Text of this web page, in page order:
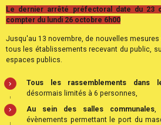
Le dernier arrêté préfectoral date du 23
compter du lundi 26 octobre 6h00
Jusqu'au 13 novembre, de nouvelles
tous les établissements recevant du public,
espaces publics.
Tous les rassemblements dans
désormais limités à 6 personnes,
Au sein des salles communales
évènements permettant le port du